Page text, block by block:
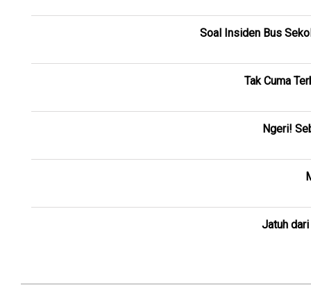
Soal Insiden Bus
Tak Cuma
Ngeri!
Jatuh